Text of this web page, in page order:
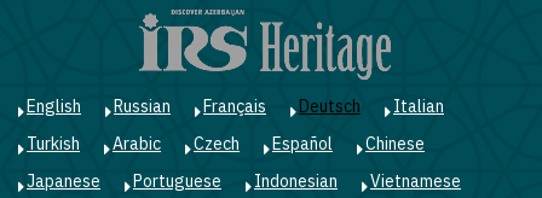
English Russian Français Deutsch
Italian
Turkish
Arabic Czech Español
Chinese
Japanese
Portuguese Indonesian
Vietnamese